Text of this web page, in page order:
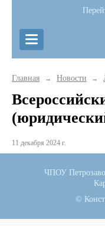
Главная → Новости →
11 декабря 2024 г.
ЧПОУ
©